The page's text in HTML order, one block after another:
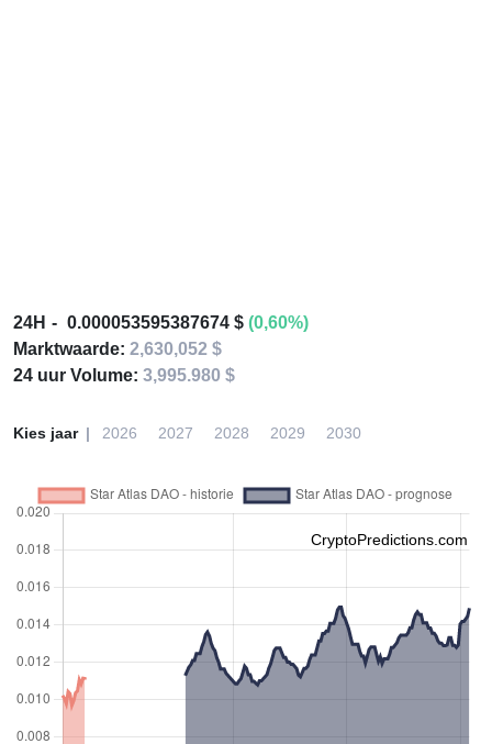
24H 0.000053595387674 $ (0,60%)
Marktwaarde: 2,630,052 $
24 uur Volume: 3,995.980 $
Kies jaar 2026 2027 2028 2029 2030
CryptoPredictions.com